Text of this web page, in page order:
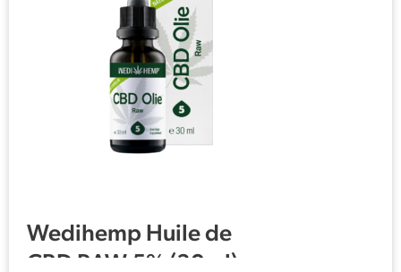
Wedihemp Huile de
CBD RAW 5% (30ml)